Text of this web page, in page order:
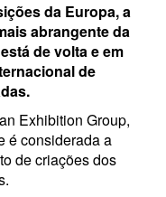
da Europa, a
abrangente da
de volta e em
de
Exhibition Group,
é considerada a
de criações dos